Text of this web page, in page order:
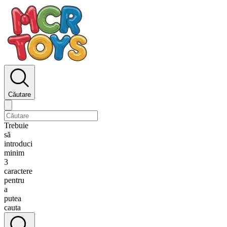
Căutare
Trebuie
să
introduci
minim
3
caractere
pentru
a
putea
cauta